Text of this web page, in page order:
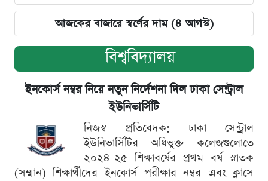
আজকের বাজারে স্বর্ণের দাম (৪ আগস্ট)
বিশ্ববিদ্যালয়
ইনকোর্স নম্বর নিয়ে নতুন নির্দেশনা দিল ঢাকা সেন্ট্রাল
ইউনিভার্সিটি
নিজস্ব প্রতিবেদক: ঢাকা সেন্ট্রাল
ইউনিভার্সিটির অধিভুক্ত কলেজগুলোতে
২০২৪-২৫ শিক্ষাবর্ষের প্রথম বর্ষ স্নাতক
(সম্মান) শিক্ষার্থীদের ইনকোর্স পরীক্ষার নম্বর এবং ক্লাসে